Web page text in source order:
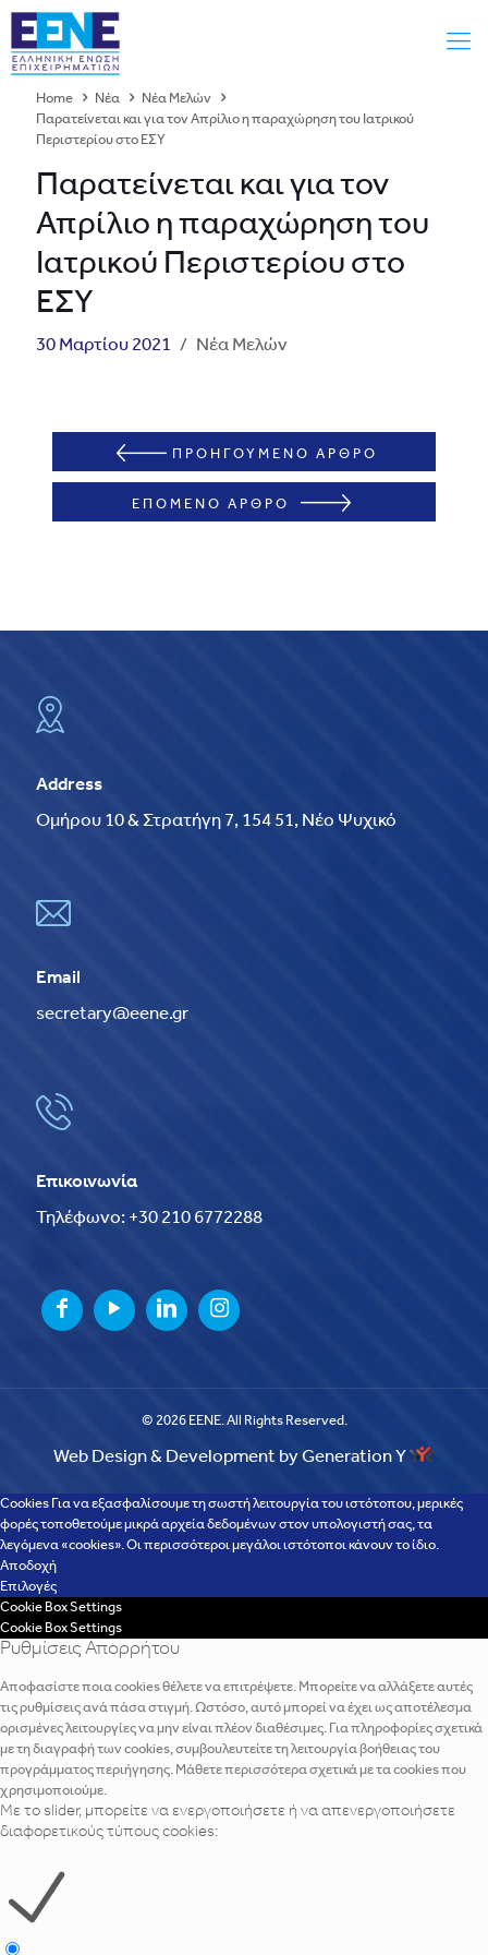
Home Νέα
Νέα Μελών
Παρατείνεται και για τον Απρίλιο η παραχώρηση του Ιατρικού
Περιστερίου στο ΕΣΥ
Παρατείνεται και για τον
Απρίλιο η παραχώρηση του
Ιατρικού Περιστερίου στο
ΕΣΥ
30 Μαρτίου 2021 / Νέα Μελών
ΠΡΟΗΓΟΥΜΕΝΟ ΑΡΘΡΟ
ΕΠΟΜΕΝΟ ΑΡΘΡΟ
Address
Ομήρου 10 & Στρατήγη 7, 154 51, Νέο Ψυχικό
Email
secretary@eene.gr
Επικοινωνία
Τηλέφωνο: +30 210 6772288
© 2026 EENE. All Rights Reserved.
Web Design & Development by Generation Y
Cookies Για να εξασφαλίσουμε τη σωστή λειτουργία του ιστότοπου, μερικές
φορές τοποθετούμε μικρά αρχεία δεδομένων στον υπολογιστή σας, τα
λεγόμενα «cookies». Οι περισσότεροι μεγάλοι ιστότοποι κάνουν το ίδιο.
Αποδοχή
Επιλογές
Cookie Box Settings
Cookie Box Settings
Ρυθμίσεις Απορρήτου
Αποφασίστε ποια cookies θέλετε να επιτρέψετε. Μπορείτε να αλλάξετε αυτές
τις ρυθμίσεις ανά πάσα στιγμή. Ωστόσο, αυτό μπορεί να έχει ως αποτέλεσμα
ορισμένες λειτουργίες να μην είναι πλέον διαθέσιμες. Για πληροφορίες σχετικά
με τη διαγραφή των cookies, συμβουλευτείτε τη λειτουργία βοήθειας του
προγράμματος περιήγησης. Μάθετε περισσότερα σχετικά με τα cookies που
χρησιμοποιούμε.
Με το slider, μπορείτε να ενεργοποιήσετε ή να απενεργοποιήσετε
διαφορετικούς τύπους cookies: